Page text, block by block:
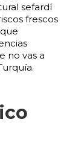
sefardí
frescos
no vas a